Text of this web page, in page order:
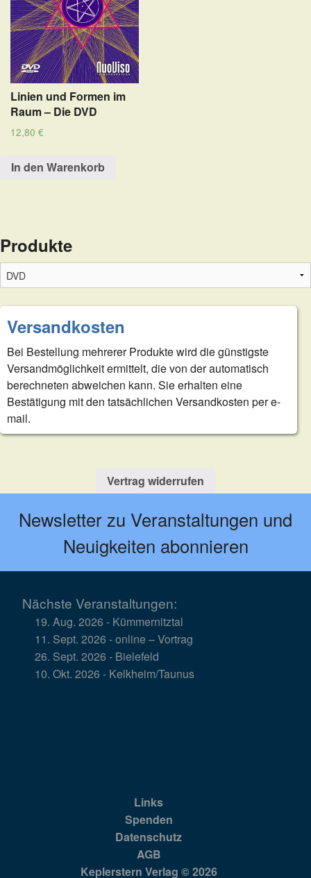
Linien und Formen im
Raum – Die DVD
12,80 €
In den Warenkorb
Produkte
Versandkosten
Bei Bestellung mehrerer Produkte wird die günstigste
Versandmöglichkeit ermittelt, die von der automatisch
berechneten abweichen kann. Sie erhalten eine
Bestätigung mit den tatsächlichen Versandkosten per e-
mail.
Vertrag widerrufen
Newsletter zu Veranstaltungen und
Neuigkeiten abonnieren
Nächste Veranstaltungen:
19. Aug. 2026 - Kümmernitztal
11. Sept. 2026 - online – Vortrag
26. Sept. 2026 - Bielefeld
10. Okt. 2026 - Kelkheim/Taunus
Links
Spenden
Datenschutz
AGB
Keplerstern Verlag © 2026